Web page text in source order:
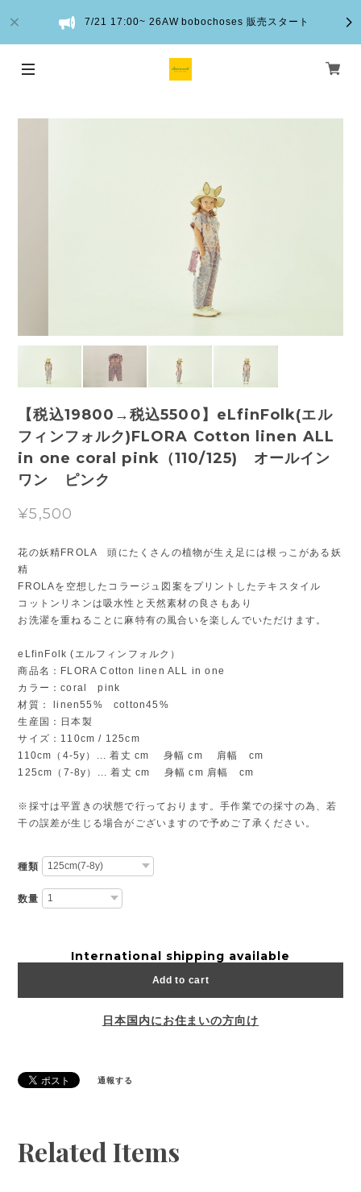
7/21 17:00~ 26AW bobochoses 販売スタート
【税込19800→税込5500】eLfinFolk(エル
フィンフォルク)FLORA Cotton linen ALL
in one coral pink（110/125) オールイン
ワン ピンク
¥5,500
花の妖精FROLA 頭にたくさんの植物が生え足には根っこがある妖
精
FROLAを空想したコラージュ図案をプリントしたテキスタイル
コットンリネンは吸水性と天然素材の良さもあり
お洗濯を重ねることに麻特有の風合いを楽しんでいただけます。
eLfinFolk (エルフィンフォルク）
商品名：FLORA Cotton linen ALL in one
カラー：coral pink
材質： linen55% cotton45%
生産国：日本製
サイズ：110cm / 125cm
110cm（4-5y）... 着丈 cm 身幅 cm 肩幅 cm
125cm（7-8y）... 着丈 cm 身幅 cm 肩幅 cm
※採寸は平置きの状態で行っております。手作業での採寸の為、若
干の誤差が生じる場合がございますので予めご了承ください。
種類
数量
International shipping available
Add to cart
日本国内にお住まいの方向け
通報する
Related Items